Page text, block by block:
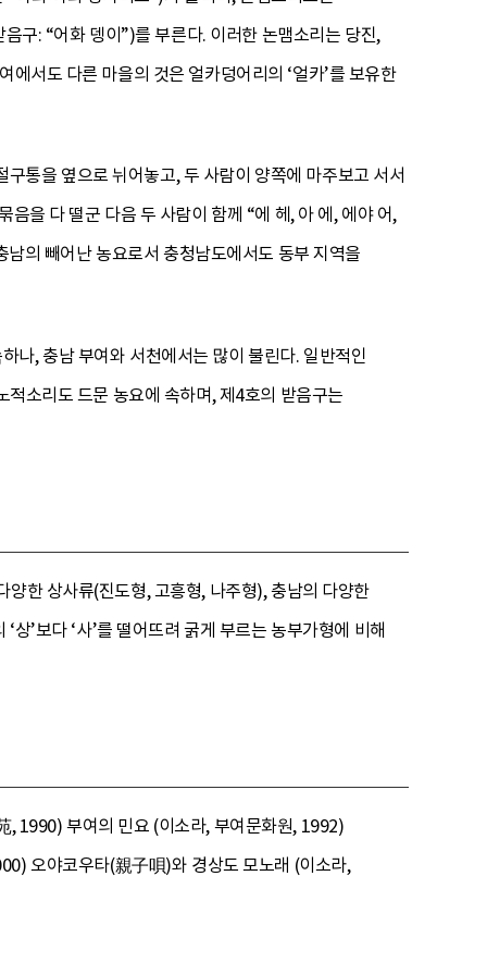
구: “어화 뎅이”)를 부른다. 이러한 논맴소리는 당진,
서도 다른 마을의 것은 얼카덩어리의 ‘얼카’를 보유한
통을 옆으로 뉘어놓고, 두 사람이 양쪽에 마주보고 서서
을 다 떨군 다음 두 사람이 함께 “에 헤, 아 에, 에야 어,
남의 빼어난 농요로서 충청남도에서도 동부 지역을
나, 충남 부여와 서천에서는 많이 불린다. 일반적인
소리도 드문 농요에 속하며, 제4호의 받음구는
한 상사류(진도형, 고흥형, 나주형), 충남의 다양한
’보다 ‘사’를 떨어뜨려 굵게 부르는 농부가형에 비해
부여의 민요 (이소라, 부여문화원, 1992)
오야코우타(親子唄)와 경상도 모노래 (이소라,